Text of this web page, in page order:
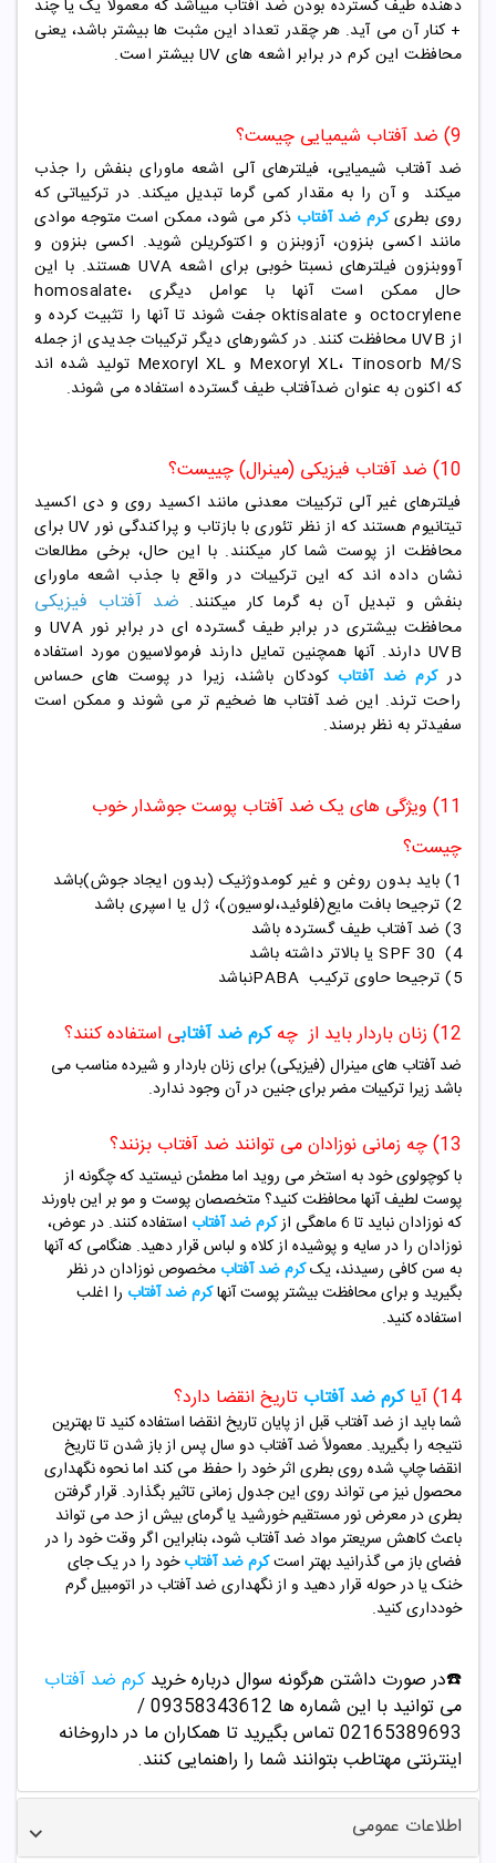
دهنده طیف گسترده بودن ضد آفتاب میباشد که معمولا یک یا چند
+ کنار آن می آید. هر چقدر تعداد این مثبت ها بیشتر باشد، یعنی
محافظت این کرم در برابر اشعه های UV بیشتر است.
9) ضد آفتاب شیمیایی چیست؟
ضد آفتاب شیمیایی، فیلترهای آلی اشعه ماورای بنفش را جذب
میکند و آن را به مقدار کمی گرما تبدیل میکند. در ترکیباتی که
روی بطریکرم ضد آفتاب ذکر می شود، ممکن است متوجه موادی
مانند اکسی بنزون، آزوبنزن و اکتوکریلن شوید. اکسی بنزون و
آووبنزون فیلترهای نسبتا خوبی برای اشعه UVA هستند. با این
حال ممکن است آنها با عوامل دیگری homosalate،
octocrylene و oktisalate جفت شوند تا آنها را تثبیت کرده و
از UVB محافظت کنند. در کشورهای دیگر ترکیبات جدیدی از جمله
Mexoryl XL، Tinosorb M/S و Mexoryl XL تولید شده اند
که اکنون به عنوان ضدآفتاب طیف گسترده استفاده می شوند.
10) ضد آفتاب فیزیکی (مینرال) چییست؟
فیلترهای غیر آلی ترکیبات معدنی مانند اکسید روی و دی اکسید
تیتانیوم هستند که از نظر تئوری با بازتاب و پراکندگی نور UV برای
محافظت از پوست شما کار میکنند. با این حال، برخی مطالعات
نشان داده اند که این ترکیبات در واقع با جذب اشعه ماورای
بنفش و تبدیل آن به گرما کار میکنند. ضد آفتاب فیزیکی
محافظت بیشتری در برابر طیف گسترده ای در برابر نور UVA و
UVB دارند. آنها همچنین تمایل دارند فرمولاسیون مورد استفاده
درکرم ضد آفتاب کودکان باشند، زیرا در پوست های حساس
راحت ترند. این ضد آفتاب ها ضخیم تر می شوند و ممکن است
سفیدتر به نظر برسند.
11) ویژگی های یک ضد آفتاب پوست جوشدار خوب
چیست؟
1) باید بدون روغن و غیر کومدوژنیک (بدون ایجاد جوش)باشد
2) ترجیحا بافت مایع(فلوئید،لوسیون)، ژل یا اسپری باشد
3) ضد آفتاب طیف گسترده باشد
4)
30
SPF یا بالاتر داشته باشد
5) ترجیحا حاوی ترکیب
PABAنباشد
12) زنان باردار باید از چه کرم ضد آفتابی استفاده کنند؟
ضد آفتاب های مینرال (فیزیکی) برای زنان باردار و شیرده مناسب می
باشد زیرا ترکیبات مضر برای جنین در آن وجود ندارد.
13) چه زمانی نوزادان می توانند ضد آفتاب بزنند؟
با کوچولوی خود به استخر می روید اما مطمئن نیستید که چگونه از
پوست لطیف آنها محافظت کنید؟ متخصصان پوست و مو بر این باورند
که نوزادان نباید تا 6 ماهگی از
کرم ضد آفتاب استفاده کنند. در عوض،
نوزادان را در سایه و پوشیده از کلاه و لباس قرار دهید. هنگامی که آنها
به سن کافی رسیدند، یککرم ضد آفتاب مخصوص نوزادان در نظر
بگیرید و برای محافظت بیشتر پوست آنهاکرم ضد آفتاب را اغلب
استفاده کنید.
14) آیا کرم ضد آفتاب تاریخ انقضا دارد؟
شما باید از ضد آفتاب قبل از پایان تاریخ انقضا استفاده کنید تا بهترین
نتیجه را بگیرید. معمولاً ضد آفتاب دو سال پس از باز شدن تا تاریخ
انقضا چاپ شده روی بطری اثر خود را حفظ می کند اما نحوه نگهداری
محصول نیز می تواند روی این جدول زمانی تاثیر بگذارد. قرار گرفتن
بطری در معرض نور مستقیم خورشید یا گرمای بیش از حد می تواند
باعث کاهش سریعتر مواد ضد آفتاب شود، بنابراین اگر وقت خود را در
فضای باز می گذرانید بهتر استکرم ضد آفتابخود را در یک جای
خنک یا در حوله قرار دهید و از نگهداری ضد آفتاب در اتومبیل گرم
خودداری کنید.
☎️در صورت داشتن هرگونه سوال درباره خرید کرم ضد آفتاب
می توانید با این شماره ها 09358343612 /
02165389693تماس بگیرید تا همکاران ما در داروخانه
اینترنتی مهتاطب بتوانند شما را راهنمایی کنند.
اطلاعات عمومی